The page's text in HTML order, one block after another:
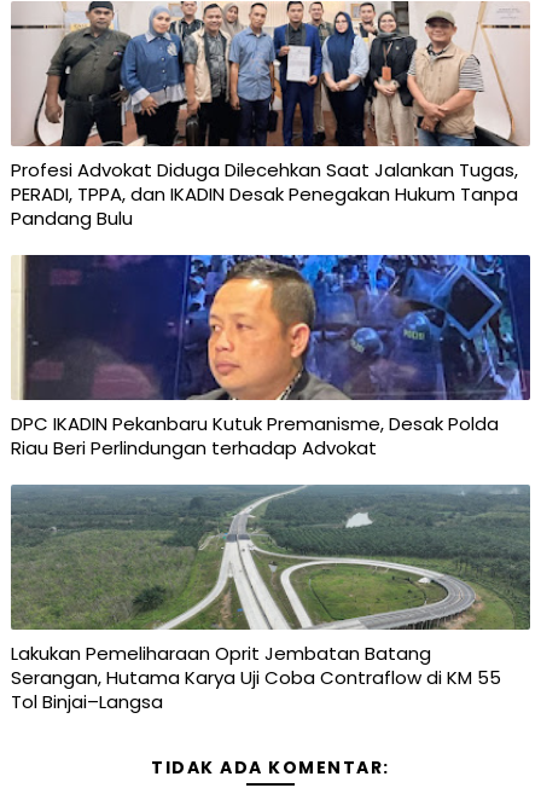
Profesi Advokat Diduga Dilecehkan Saat Jalankan Tugas,
PERADI, TPPA, dan IKADIN Desak Penegakan Hukum Tanpa
Pandang Bulu
DPC IKADIN Pekanbaru Kutuk Premanisme, Desak Polda
Riau Beri Perlindungan terhadap Advokat
Lakukan Pemeliharaan Oprit Jembatan Batang
Serangan, Hutama Karya Uji Coba Contraflow di KM 55
Tol Binjai–Langsa
TIDAK ADA KOMENTAR: